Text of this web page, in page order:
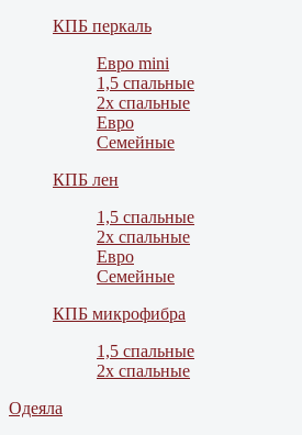
КПБ перкаль
Евро mini
1,5 спальные
2х спальные
Евро
Семейные
КПБ лен
1,5 спальные
2х спальные
Евро
Семейные
КПБ микрофибра
1,5 спальные
2х спальные
Одеяла